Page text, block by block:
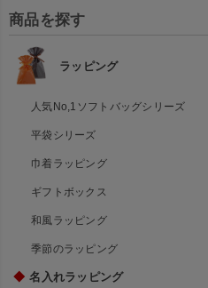
商品を探す
ラッピング
人気No,1ソフトバッグシリーズ
平袋シリーズ
巾着ラッピング
ギフトボックス
和風ラッピング
季節のラッピング
◆ 名入れラッピング